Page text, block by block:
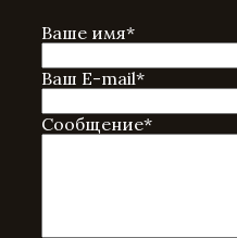
Ваше имя*
Ваш E-mail*
Сообщение*